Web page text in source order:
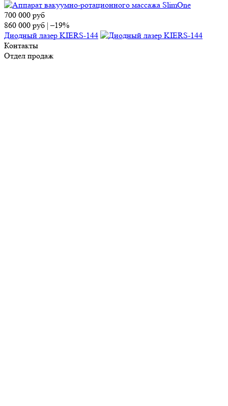
700 000 руб
860 000 руб |–19%
Диодный лазер KIERS-144
Контакты
Отдел продаж